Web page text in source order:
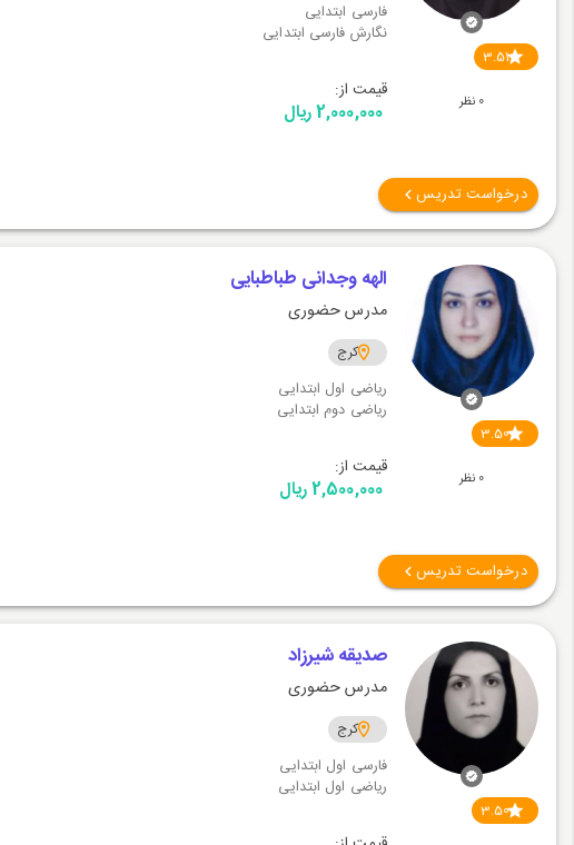
3.51
0 نظر
فارسی ابتدایی
نگارش فارسی ابتدایی
قیمت از:
2,000,000 ریال
درخواست تدریس
3.50
0 نظر
الهه وجدانی طباطبایی
مدرس حضوری
کرج
ریاضی اول ابتدایی
ریاضی دوم ابتدایی
قیمت از:
2,500,000 ریال
درخواست تدریس
3.50
صدیقه شیرزاد
مدرس حضوری
کرج
فارسی اول ابتدایی
ریاضی اول ابتدایی